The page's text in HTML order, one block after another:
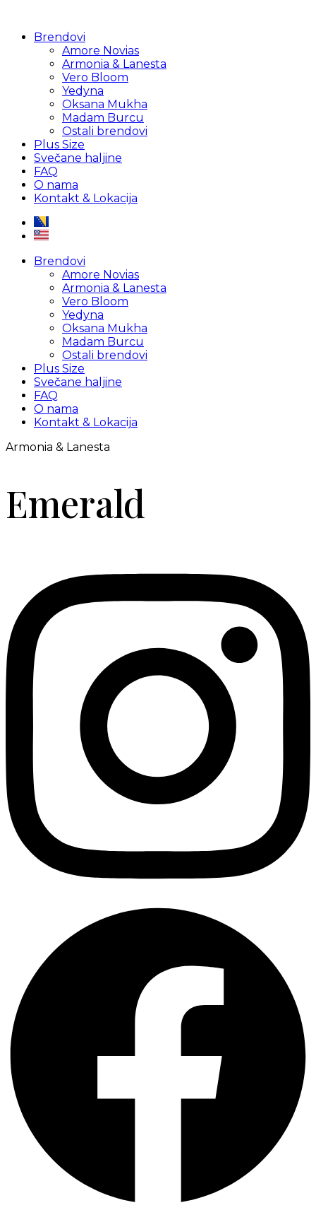
Brendovi
Amore Novias
Armonia & Lanesta
Vero Bloom
Yedyna
Oksana Mukha
Madam Burcu
Ostali brendovi
Plus Size
Svečane haljine
FAQ
O nama
Kontakt & Lokacija
Brendovi
Amore Novias
Armonia & Lanesta
Vero Bloom
Yedyna
Oksana Mukha
Madam Burcu
Ostali brendovi
Plus Size
Svečane haljine
FAQ
O nama
Kontakt & Lokacija
Armonia & Lanesta
Emerald